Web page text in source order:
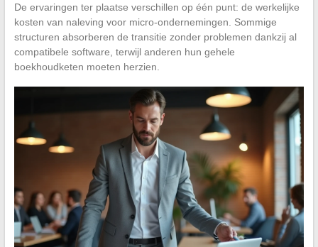
De ervaringen ter plaatse verschillen op één punt: de werkelijke
kosten van naleving voor micro-ondernemingen. Sommige
structuren absorberen de transitie zonder problemen dankzij al
compatibele software, terwijl anderen hun gehele
boekhoudketen moeten herzien.